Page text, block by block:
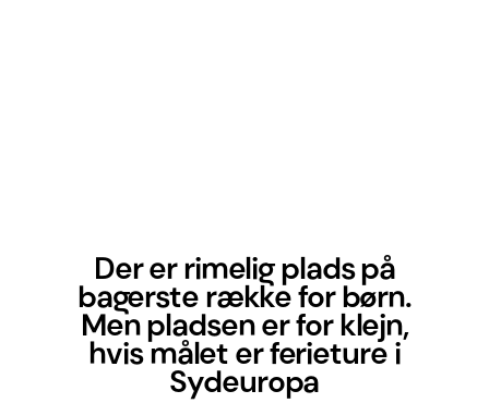
Der er rimelig plads på
bagerste række for børn.
Men pladsen er for klejn,
hvis målet er ferieture i
Sydeuropa